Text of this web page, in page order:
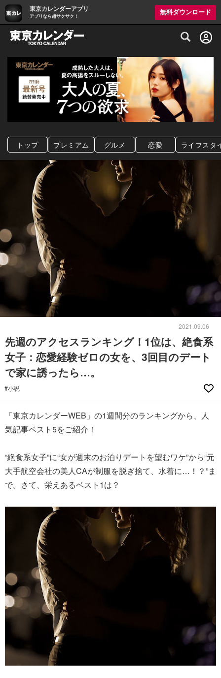
東京カレンダーアプリ
アプリなら超サクサク！
無料ダウンロード
グルメ情報・プレミアムレストラン予約
トップ プレミアム グルメ 恋愛 ライフスタ
2021.09.06
先週のアクセスランキング！1位は、絶食系
女子：恋愛経験ゼロの女を、3回目のデート
で家に誘ったら…。
#小説
「東京カレンダーWEB」の1週間分のランキングから、人
気記事ベスト5をご紹介！
“絶食系女子”に“女が週末のお泊りデートを望むワケ”から“元
大手航空会社の美人CAが制服を脱ぎ捨て、水着に…！？”ま
で。さて、栄えあるベスト1は？